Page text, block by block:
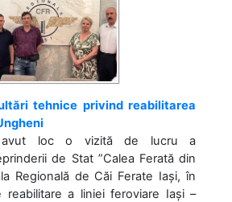
tehnice privind reabilitarea
avut loc o vizită de lucru a
de Stat ”Calea Ferată din
Regională de Căi Ferate Iași, în
reabilitare a liniei feroviare Iași –